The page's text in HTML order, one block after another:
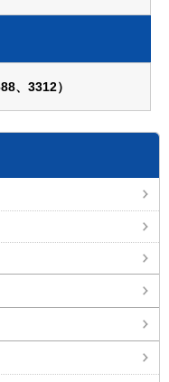
、3312）